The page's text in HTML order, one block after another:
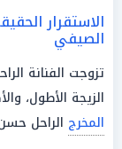
الصيفي
تزوجت الفنانة
الزيجة الأطول،
المخرج الراحل